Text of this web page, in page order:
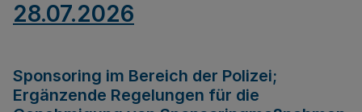
28.07.2026
Sponsoring im Bereich der Polizei;
Ergänzende Regelungen für die